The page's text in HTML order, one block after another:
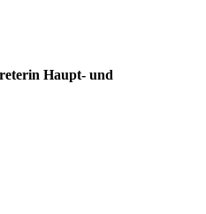
Haupt- und